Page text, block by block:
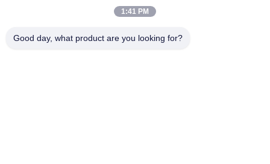
Mattoberflächenporzellan-Küchen-Bodenfliesen 400*800mm
1:41 PM
Good day, what product are you looking for?